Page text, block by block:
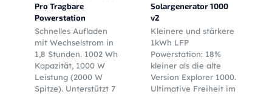
Pro Tragbare
Powerstation
Schnelles Aufladen
mit Wechselstrom in
1,8 Stunden. 1002 Wh
Kapazität, 1000 W
Leistung (2000 W
Spitze). Unterstützt 7
Solargenerator 1000
v2
Kleinere und stärkere
1kWh LFP
Powerstation: 18%
kleiner als die alte
Version Explorer 1000.
Ultimative Freiheit im